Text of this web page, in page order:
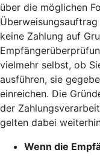
über die möglichen
keine Zahlung auf
vielmehr selbst, ob
ausführen, sie
einreichen. Die
der
gelten dabei
Wenn die